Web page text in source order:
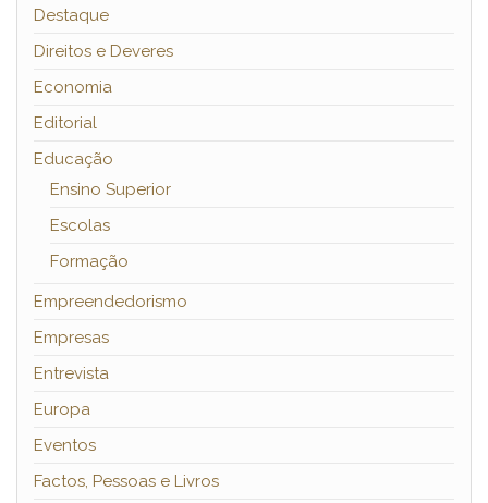
Destaque
Direitos e Deveres
Economia
Editorial
Educação
Ensino Superior
Escolas
Formação
Empreendedorismo
Empresas
Entrevista
Europa
Eventos
Factos, Pessoas e Livros